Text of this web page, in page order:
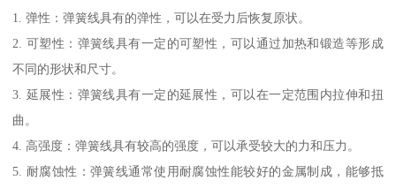
1. 弹性：弹簧线具有的弹性，可以在受力后恢复原状。
2. 可塑性：弹簧线具有一定的可塑性，可以通过加热和锻造等形成
不同的形状和尺寸。
3. 延展性：弹簧线具有一定的延展性，可以在一定范围内拉伸和扭
曲。
4. 高强度：弹簧线具有较高的强度，可以承受较大的力和压力。
5. 耐腐蚀性：弹簧线通常使用耐腐蚀性能较好的金属制成，能够抵